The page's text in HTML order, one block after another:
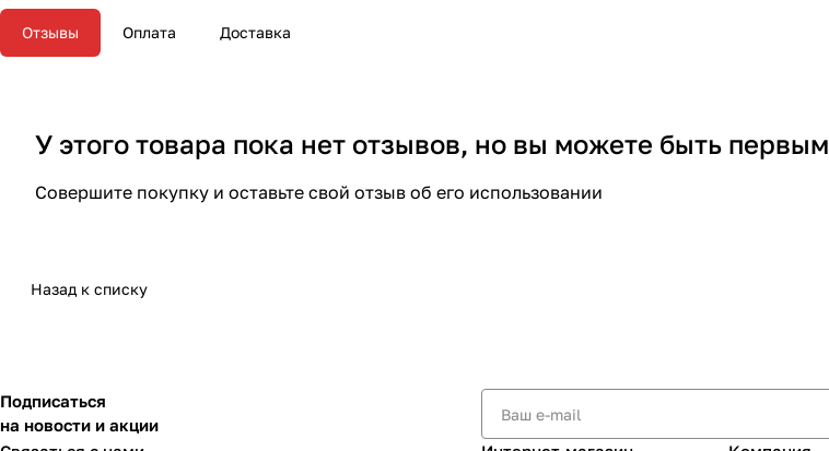
Отзывы Оплата Доставка
У этого товара пока нет отзывов, но вы можете быть первым
Совершите покупку и оставьте свой отзыв об его использовании
Назад к списку
Подписаться
на новости и акции